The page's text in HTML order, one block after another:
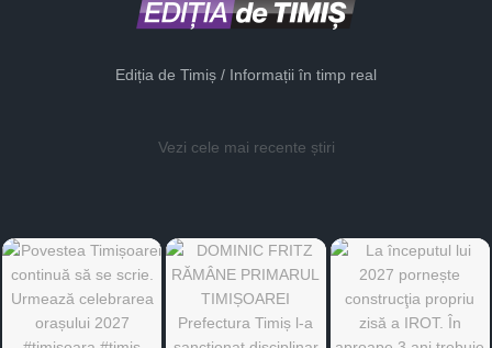
Ediția de Timiș / Informații în timp real
Vezi cele mai recente știri